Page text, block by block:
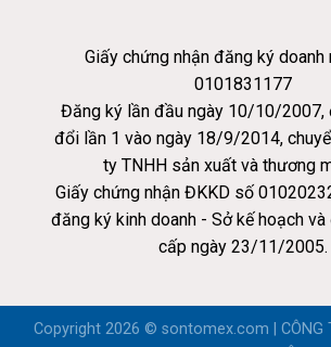
Giấy chứng nhận đăng ký doanh
0101831177
Đăng ký lần đầu ngày 10/10/2007,
đổi lần 1 vào ngày 18/9/2014,
ty TNHH sản xuất và thương
Giấy chứng nhận ĐKKD số
đăng ký kinh doanh - Sở kế hoạch
cấp ngày 23/11/2005.
Copyright 2026 © sontomex.com | CÔNG